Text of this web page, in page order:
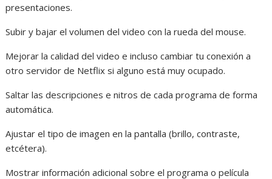
presentaciones.
Subir y bajar el volumen del video con la rueda del mouse.
Mejorar la calidad del video e incluso cambiar tu conexión a
otro servidor de Netflix si alguno está muy ocupado.
Saltar las descripciones e nitros de cada programa de forma
automática.
Ajustar el tipo de imagen en la pantalla (brillo, contraste,
etcétera).
Mostrar información adicional sobre el programa o película